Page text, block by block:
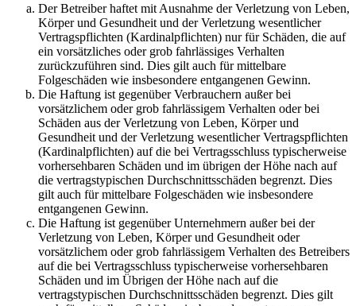
Der Betreiber haftet mit Ausnahme der Verletzung von Leben,
Körper und Gesundheit und der Verletzung wesentlicher
Vertragspflichten (Kardinalpflichten) nur für Schäden, die auf
ein vorsätzliches oder grob fahrlässiges Verhalten
zurückzuführen sind. Dies gilt auch für mittelbare
Folgeschäden wie insbesondere entgangenen Gewinn.
Die Haftung ist gegenüber Verbrauchern außer bei
vorsätzlichem oder grob fahrlässigem Verhalten oder bei
Schäden aus der Verletzung von Leben, Körper und
Gesundheit und der Verletzung wesentlicher Vertragspflichten
(Kardinalpflichten) auf die bei Vertragsschluss typischerweise
vorhersehbaren Schäden und im übrigen der Höhe nach auf
die vertragstypischen Durchschnittsschäden begrenzt. Dies
gilt auch für mittelbare Folgeschäden wie insbesondere
entgangenen Gewinn.
Die Haftung ist gegenüber Unternehmern außer bei der
Verletzung von Leben, Körper und Gesundheit oder
vorsätzlichem oder grob fahrlässigem Verhalten des Betreibers
auf die bei Vertragsschluss typischerweise vorhersehbaren
Schäden und im Übrigen der Höhe nach auf die
vertragstypischen Durchschnittsschäden begrenzt. Dies gilt